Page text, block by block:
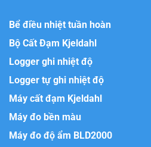
Bể điều nhiệt tuần hoàn
Bộ Cất Đạm Kjeldahl
Logger ghi nhiệt độ
Logger tự ghi nhiệt độ
Máy cất đạm Kjeldahl
Máy đo bền màu
Máy đo độ ẩm BLD2000